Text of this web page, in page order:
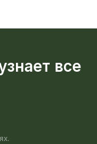
все